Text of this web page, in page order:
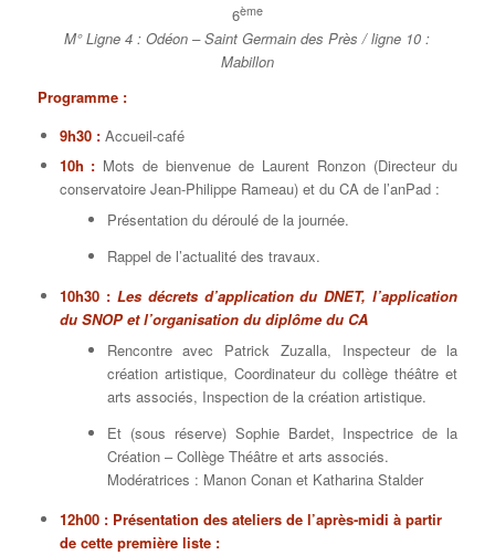
6ème
M° Ligne 4 : Odéon – Saint Germain des Près / ligne 10 :
Mabillon
Programme :
9h30 :Accueil-café
10h : Mots de bienvenue de Laurent Ronzon (Directeur du
conservatoire Jean-Philippe Rameau) et du CA de l’anPad :
Présentation du déroulé de la journée.
Rappel de l’actualité des travaux.
10h30 : Les décrets d’application du DNET, l’application
du SNOP et l’organisation du diplôme du CA
Rencontre avec Patrick Zuzalla, Inspecteur de la
création artistique, Coordinateur du collège théâtre et
arts associés, Inspection de la création artistique.
Et (sous réserve)Sophie Bardet, Inspectrice de la
Création – Collège Théâtre et arts associés.
Modératrices : Manon Conan et Katharina Stalder
12h00 : Présentation des ateliers de l’après-midi à partir
de cette première liste :